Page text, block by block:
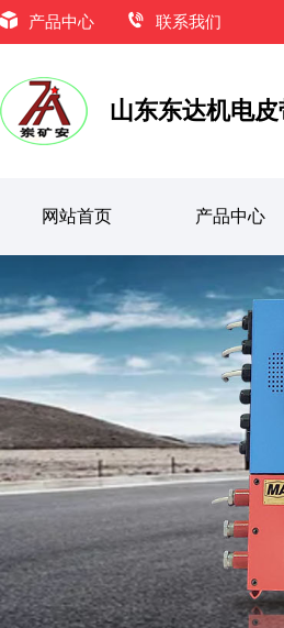
产品中心 联系我们
山东东达机电
网站首页 产品中心
皮带输送机保护装置
KHP128-K-Z型皮带机保护主机